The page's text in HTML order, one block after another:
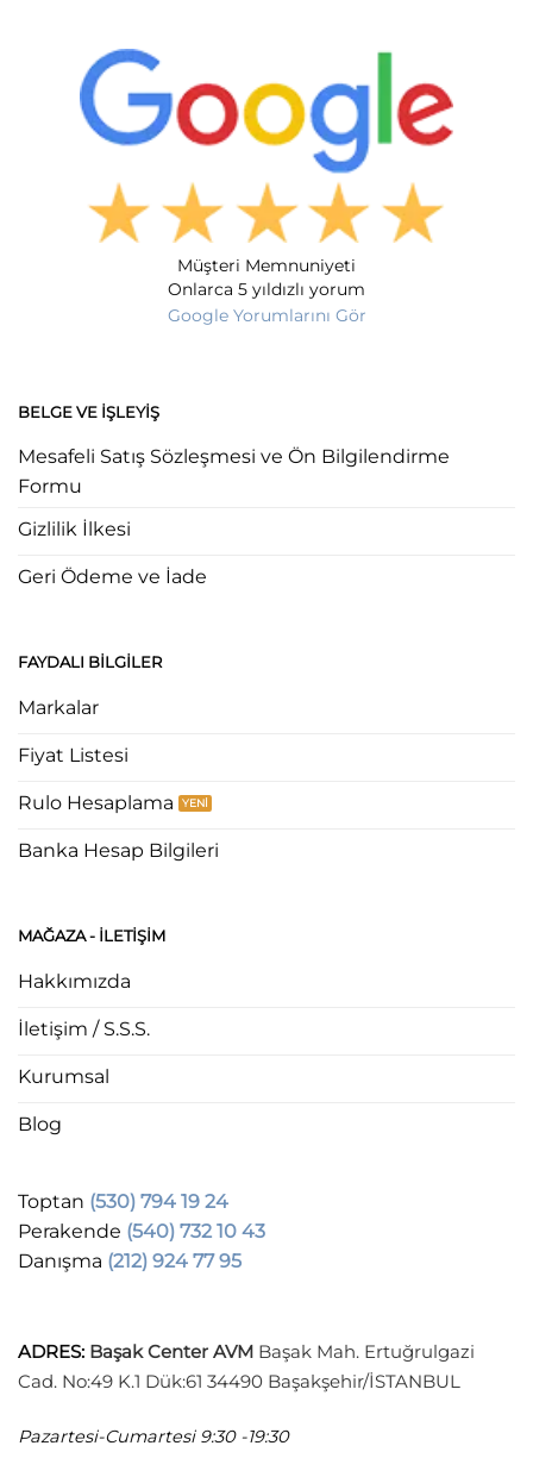
Müşteri Memnuniyeti
Onlarca 5 yıldızlı yorum
Google Yorumlarını Gör
BELGE VE İŞLEYIŞ
Mesafeli Satış Sözleşmesi ve Ön Bilgilendirme
Formu
Gizlilik İlkesi
Geri Ödeme ve İade
FAYDALI BILGILER
Markalar
Fiyat Listesi
Rulo Hesaplama
Banka Hesap Bilgileri
MAĞAZA - ILETIŞIM
Hakkımızda
İletişim / S.S.S.
Kurumsal
Blog
Toptan (530) 794 19 24
Perakende (540) 732 10 43
Danışma (212) 924 77 95
ADRES: Başak Center AVM Başak Mah. Ertuğrulgazi
Cad. No:49 K.1 Dük:61 34490 Başakşehir/İSTANBUL
Pazartesi-Cumartesi 9:30 -19:30